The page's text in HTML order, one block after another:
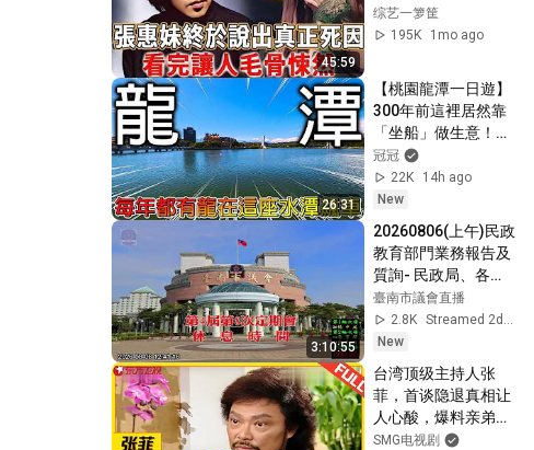
45:59
骨悚然！【揭秘天
下】#张雨生 #张惠
综艺一箩筐
195K
1mo ago
26:31
【桃園龍潭一日遊】
300年前這裡居然靠
「坐船」做生意！｜
原來龍潭不只有石門
水庫，景點多到一天
根本跑不完！【地區
冠冠
22K
14h ago
New
3:10:55
20260806(上午)民政
教育部門業務報告及
質詢- 民政局、各區
公所
臺南市議會直播
2.8K
Streamed 2d ago
New
台湾顶级主持人张
菲，首谈隐退真相让
人心酸，爆料亲弟弟
费玉清情感问题，73
SMG电视剧